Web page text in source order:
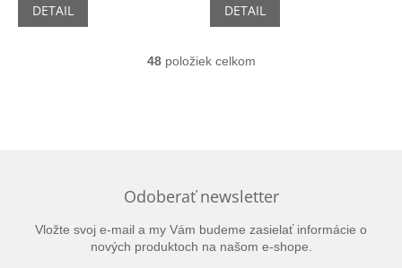
DETAIL DETAIL
O
e
p
r
v
48položiek celkom
Odoberať newsletter
Vložte svoj e-mail a my Vám budeme zasielať informácie o
nových produktoch na našom e-shope.